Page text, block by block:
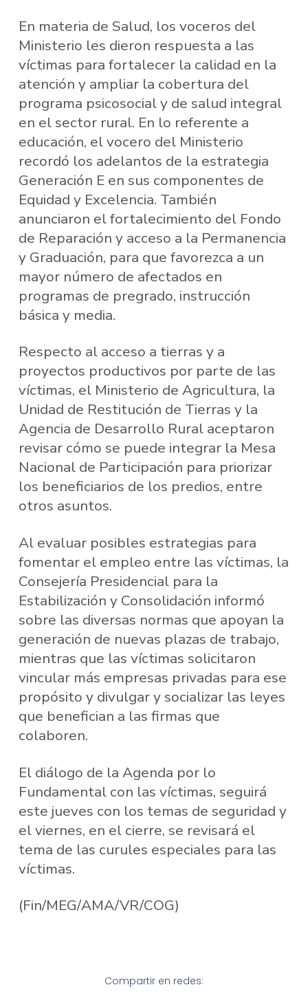
En materia de Salud, los voceros del
Ministerio les dieron respuesta a las
víctimas para fortalecer la calidad en la
atención y ampliar la cobertura del
programa psicosocial y de salud integral
en el sector rural. En lo referente a
educación, el vocero del Ministerio
recordó los adelantos de la estrategia
Generación E en sus componentes de
Equidad y Excelencia. También
anunciaron el fortalecimiento del Fondo
de Reparación y acceso a la Permanencia
y Graduación, para que favorezca a un
mayor número de afectados en
programas de pregrado, instrucción
básica y media.
Respecto al acceso a tierras y a
proyectos productivos por parte de las
víctimas, el Ministerio de Agricultura, la
Unidad de Restitución de Tierras y la
Agencia de Desarrollo Rural aceptaron
revisar cómo se puede integrar la Mesa
Nacional de Participación para priorizar
los beneficiarios de los predios, entre
otros asuntos.
Al evaluar posibles estrategias para
fomentar el empleo entre las víctimas, la
Consejería Presidencial para la
Estabilización y Consolidación informó
sobre las diversas normas que apoyan la
generación de nuevas plazas de trabajo,
mientras que las víctimas solicitaron
vincular más empresas privadas para ese
propósito y divulgar y socializar las leyes
que benefician a las firmas que
colaboren.
El diálogo de la Agenda por lo
Fundamental con las víctimas, seguirá
este jueves con los temas de seguridad y
el viernes, en el cierre, se revisará el
tema de las curules especiales para las
víctimas.
(Fin/MEG/AMA/VR/COG)
Compartir en redes: